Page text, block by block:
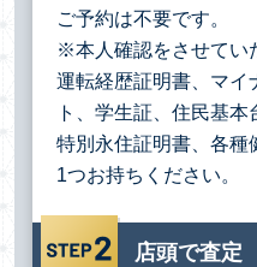
ご予約は不要です。
※本人確認をさせてい
運転経歴証明書、マイ
ト、学生証、住民基本
特別永住証明書、各種
1つお持ちください。
店頭で査定